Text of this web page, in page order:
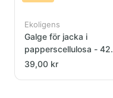
Ekoligens
Galge för jacka i
papperscellulosa - 42
cm
39,00 kr